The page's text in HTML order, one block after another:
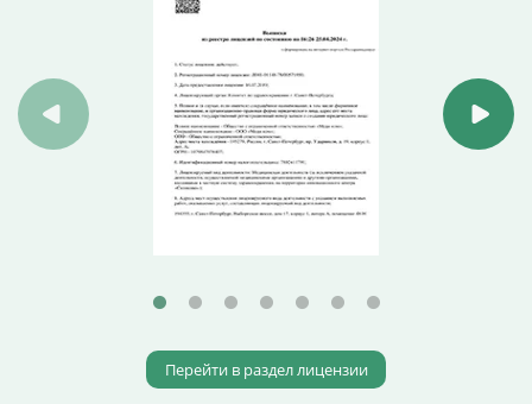
Перейти в раздел лицензии